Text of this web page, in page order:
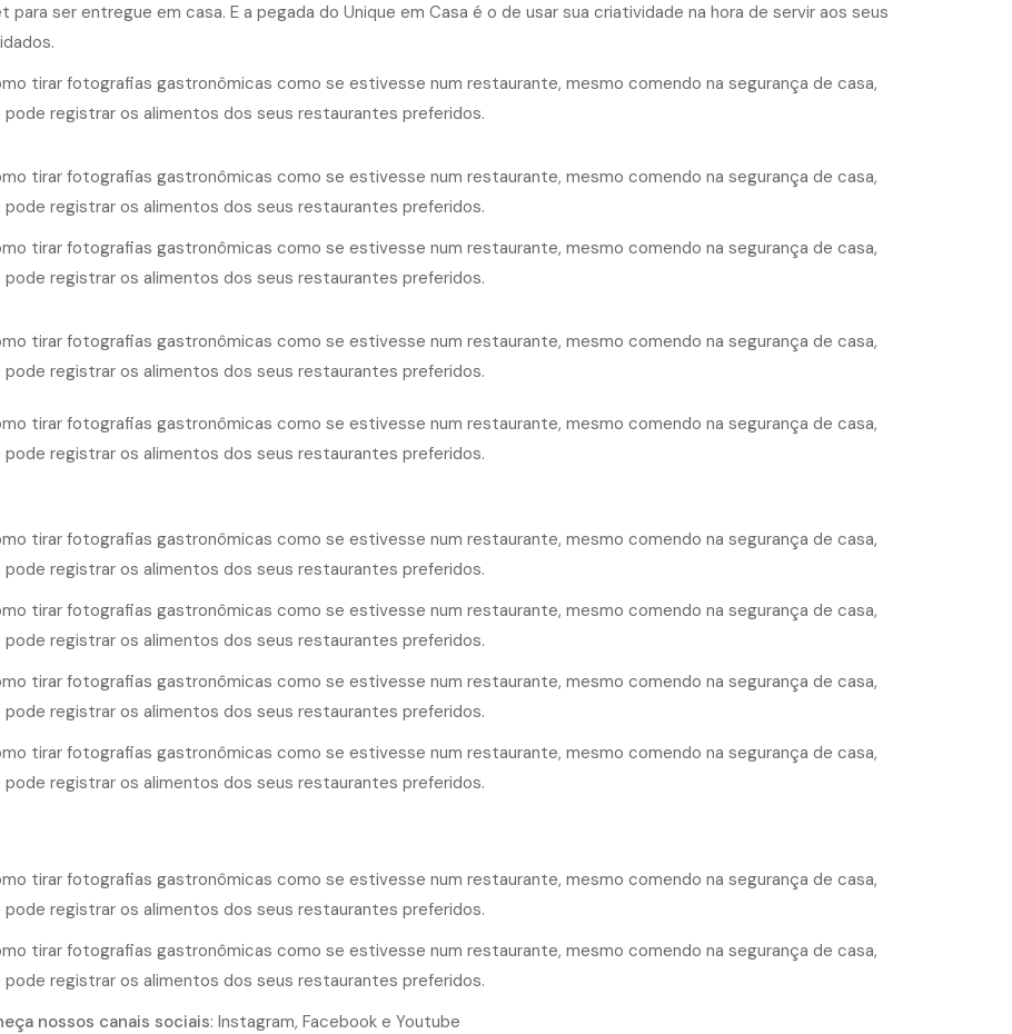
para ser entregue em casa. E a pegada do Unique em Casa é o de usar sua criatividade na hora de servir aos seus
nossos canais sociais: Instagram, Facebooke Youtube